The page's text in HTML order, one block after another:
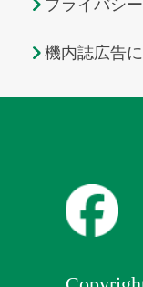
プライバシ
機内誌広告